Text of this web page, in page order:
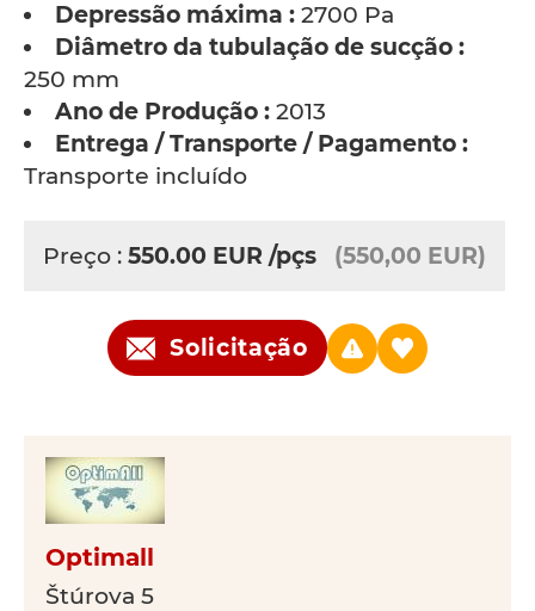
Depressão máxima : 2700 Pa
Diâmetro da tubulação de sucção :
250 mm
Ano de Produção : 2013
Entrega / Transporte / Pagamento :
Transporte incluído
Preço : 550.00 EUR /pçs (550,00 EUR)
Solicitação
Optimall
Štúrova 5